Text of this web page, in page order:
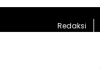
Redaksi